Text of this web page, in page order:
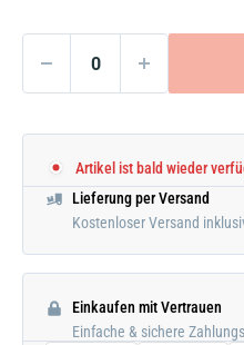
Artikel ist bald wieder
Lieferung per Versand
Kostenloser Versand
Einkaufen mit Vertrauen
Einfache & sichere